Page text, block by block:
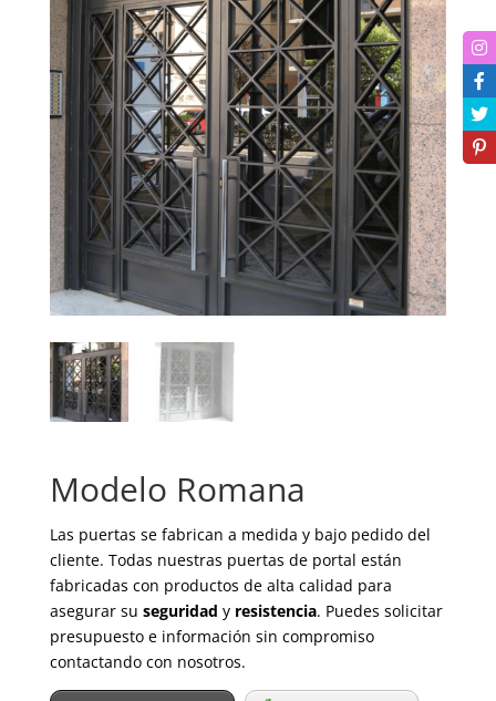
Modelo Romana
Las puertas se fabrican a medida y bajo pedido del
cliente. Todas nuestras puertas de portal están
fabricadas con productos de alta calidad para
asegurar su seguridad y resistencia. Puedes solicitar
presupuesto e información sin compromiso
contactando con nosotros.